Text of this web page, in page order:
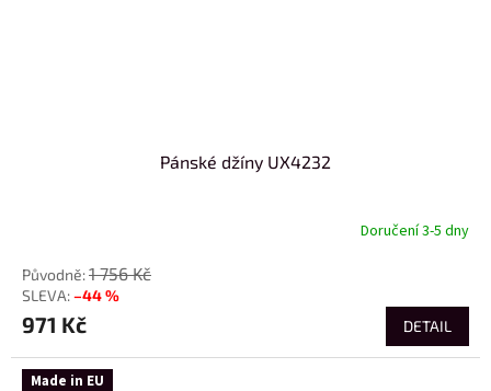
Pánské džíny UX4232
Doručení 3-5 dny
1 756 Kč
–44 %
971 Kč DETAIL
Made in EU